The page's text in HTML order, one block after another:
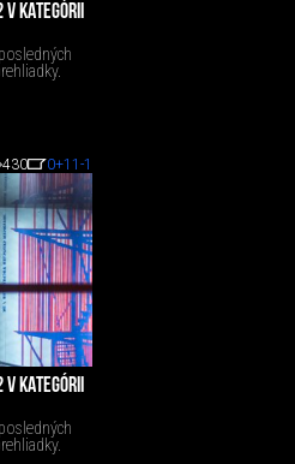
KATEGÓRII
430 0+11 -1
KATEGÓRII